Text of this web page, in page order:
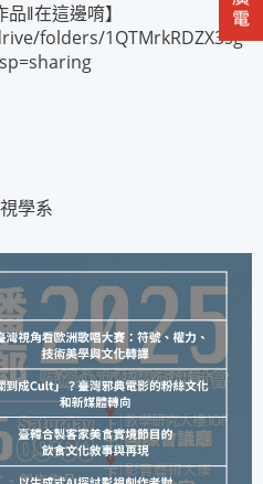
‖在這邊唷】
folders/1QTMrkRDZX3sg
學系